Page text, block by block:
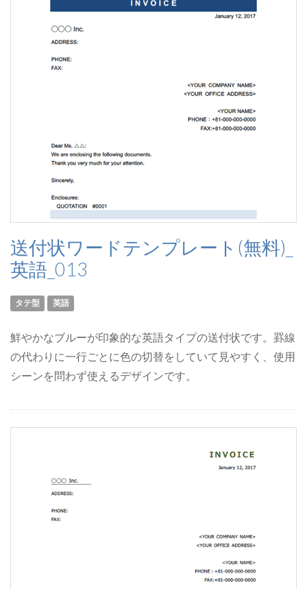
送付状ワードテンプレート(無料)_
英語_013
タテ型 英語
鮮やかなブルーが印象的な英語タイプの送付状です。罫線
の代わりに一行ごとに色の切替をしていて見やすく、使用
シーンを問わず使えるデザインです。